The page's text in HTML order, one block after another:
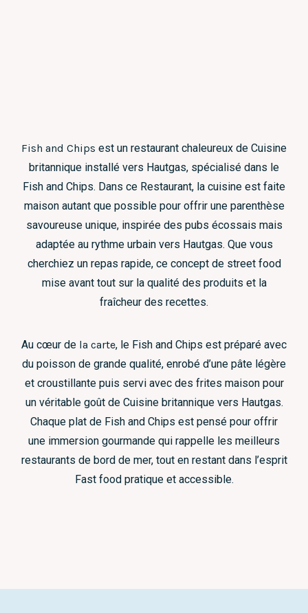
Fish and Chips est un restaurant chaleureux de Cuisine
britannique installé vers Hautgas, spécialisé dans le
Fish and Chips. Dans ce Restaurant, la cuisine est faite
maison autant que possible pour offrir une parenthèse
savoureuse unique, inspirée des pubs écossais mais
adaptée au rythme urbain vers Hautgas. Que vous
cherchiez un repas rapide, ce concept de street food
mise avant tout sur la qualité des produits et la
fraîcheur des recettes.
Au cœur de la carte, le Fish and Chips est préparé avec
du poisson de grande qualité, enrobé d’une pâte légère
et croustillante puis servi avec des frites maison pour
un véritable goût de Cuisine britannique vers Hautgas.
Chaque plat de Fish and Chips est pensé pour offrir
une immersion gourmande qui rappelle les meilleurs
restaurants de bord de mer, tout en restant dans l’esprit
Fast food pratique et accessible.